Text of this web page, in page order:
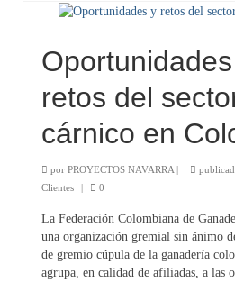
retos del
cárnico en
por PROYECTOS NAVARRA
Clientes
0
La Federación Colombiana de
una organización gremial sin ánimo
de gremio cúpula de la ganadería
agrupa, en calidad de afiliadas, a las